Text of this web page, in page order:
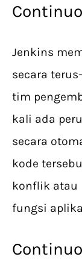
Jenkins
secara
tim
kali ada
secara
kode
konflik atau
fungsi